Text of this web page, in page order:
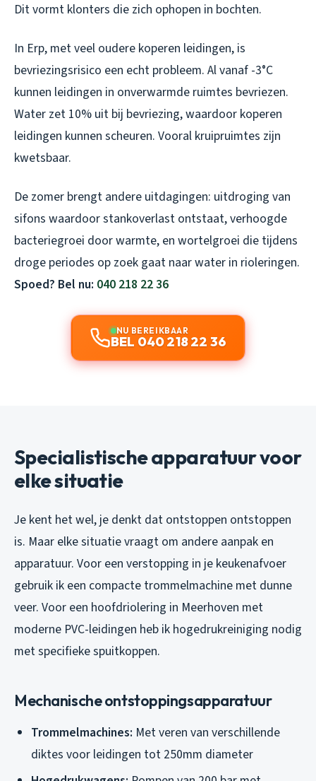
Dit vormt klonters die zich ophopen in bochten.
In Erp, met veel oudere koperen leidingen, is
bevriezingsrisico een echt probleem. Al vanaf -3°C
kunnen leidingen in onverwarmde ruimtes bevriezen.
Water zet 10% uit bij bevriezing, waardoor koperen
leidingen kunnen scheuren. Vooral kruipruimtes zijn
kwetsbaar.
De zomer brengt andere uitdagingen: uitdroging van
sifons waardoor stankoverlast ontstaat, verhoogde
bacteriegroei door warmte, en wortelgroei die tijdens
droge periodes op zoek gaat naar water in rioleringen.
Spoed? Bel nu: 040 218 22 36
NU BEREIKBAAR
BEL 040 218 22 36
Specialistische apparatuur voor
elke situatie
Je kent het wel, je denkt dat ontstoppen ontstoppen
is. Maar elke situatie vraagt om andere aanpak en
apparatuur. Voor een verstopping in je keukenafvoer
gebruik ik een compacte trommelmachine met dunne
veer. Voor een hoofdriolering in Meerhoven met
moderne PVC-leidingen heb ik hogedrukreiniging nodig
met specifieke spuitkoppen.
Mechanische ontstoppingsapparatuur
Trommelmachines: Met veren van verschillende
diktes voor leidingen tot 250mm diameter